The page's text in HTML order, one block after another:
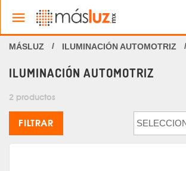
ILUMINACIÓN AUTOMOTRIZ
ILUMINACIÓN AUTOMOTRIZ
2 productos
FILTRAR